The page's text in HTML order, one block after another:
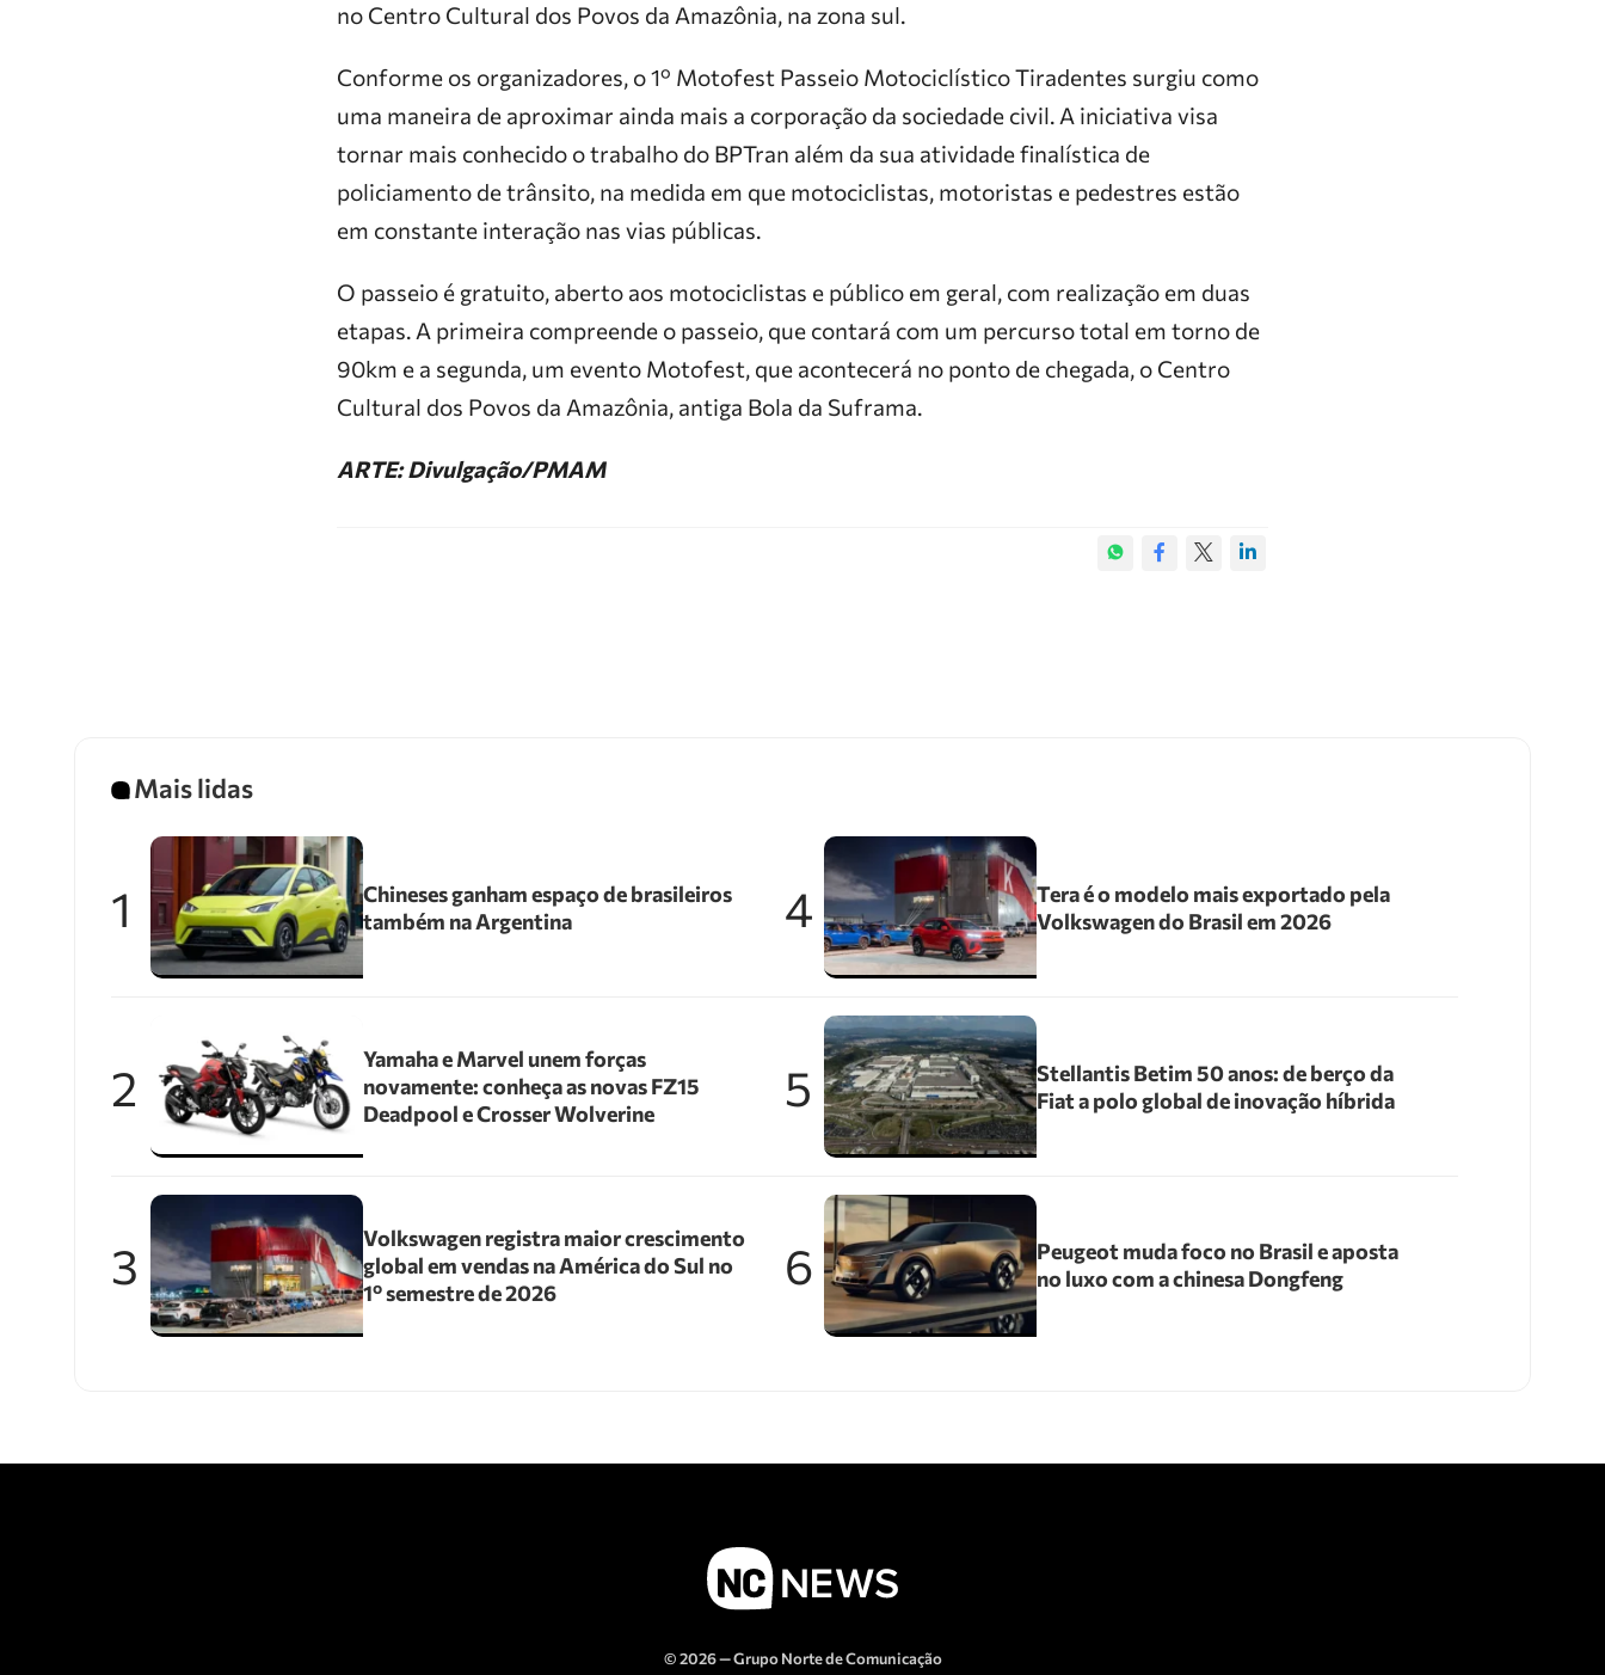
no Centro Cultural dos Povos da Amazônia, na zona sul.
Conforme os organizadores, o 1º Motofest Passeio Motociclístico Tiradentes surgiu como
uma maneira de aproximar ainda mais a corporação da sociedade civil. A iniciativa visa
tornar mais conhecido o trabalho do BPTran além da sua atividade finalística de
policiamento de trânsito, na medida em que motociclistas, motoristas e pedestres estão
em constante interação nas vias públicas.
O passeio é gratuito, aberto aos motociclistas e público em geral, com realização em duas
etapas. A primeira compreende o passeio, que contará com um percurso total em torno de
90km e a segunda, um evento Motofest, que acontecerá no ponto de chegada, o Centro
Cultural dos Povos da Amazônia, antiga Bola da Suframa.
ARTE: Divulgação/PMAM
Mais lidas
1
Chineses ganham espaço de brasileiros
também na Argentina
2
Yamaha e Marvel unem forças
novamente: conheça as novas FZ15
Deadpool e Crosser Wolverine
3
Volkswagen registra maior crescimento
global em vendas na América do Sul no
1º semestre de 2026
4
Tera é o modelo mais exportado pela
Volkswagen do Brasil em 2026
5
Stellantis Betim 50 anos: de berço da
Fiat a polo global de inovação híbrida
6
Peugeot muda foco no Brasil e aposta
no luxo com a chinesa Dongfeng
© 2026 — Grupo Norte de Comunicação